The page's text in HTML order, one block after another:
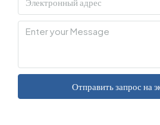
Отправить запрос на